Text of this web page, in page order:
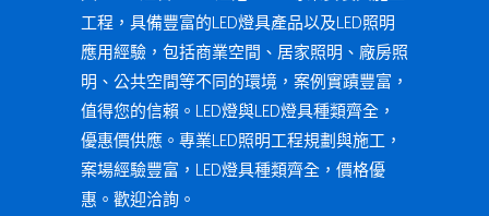
工程，具備豐富的LED燈具產品以及LED照明
應用經驗，包括商業空間、居家照明、廠房照
明、公共空間等不同的環境，案例實蹟豐富，
值得您的信賴。LED燈與LED燈具種類齊全，
優惠價供應。專業LED照明工程規劃與施工，
案場經驗豐富，LED燈具種類齊全，價格優
惠。歡迎洽詢。